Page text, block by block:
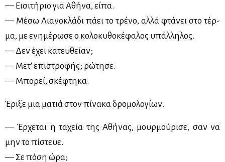
— Ει­σι­τή­ριο για Αθή­να, εί­πα.
— Μέ­σω Λια­νο­κλά­δι πά­ει το τρέ­νο, αλ­λά φτά­νει στο τέρ­
μα, με ενη­μέ­ρω­σε ο κο­λο­κυ­θο­κέ­φα­λος υπάλ­λη­λος.
— Δεν έχει κα­τευ­θεί­αν;
— Με­τ' επι­στρο­φής; ρώ­τη­σε.
— Μπο­ρεί, σκέ­φτη­κα.
Έρι­ξε μια μα­τιά στον πί­να­κα δρο­μο­λο­γί­ων.
— Έρ­χε­ται η τα­χεία της Αθή­νας, μουρ­μού­ρι­σε, σαν να
μην το πί­στευε.
— Σε πό­ση ώρα;